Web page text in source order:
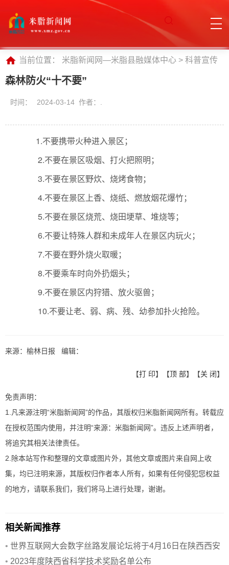
当前位置： 米脂新闻网—米脂县融媒体中心 > 科普宣传
森林防火“十不要”
时间： 2024-03-14 作者：.
1.不要携带火种进入景区；
2.不要在景区吸烟、打火把照明；
3.不要在景区野炊、烧烤食物；
4.不要在景区上香、烧纸、燃放烟花爆竹；
5.不要在景区烧荒、烧田埂草、堆烧等；
6.不要让特殊人群和未成年人在景区内玩火；
7.不要在野外烧火取暖；
8.不要乘车时向外扔烟头；
9.不要在景区内狩猎、放火驱兽；
10.不要让老、弱、病、残、幼参加扑火抢险。
来源：榆林日报 编辑：
【打 印】【顶 部】【关 闭】
免责声明：
1.凡来源注明“米脂新闻网”的作品，其版权归米脂新闻网所有。转载应
在授权范围内使用，并注明“来源：米脂新闻网”。违反上述声明者，
将追究其相关法律责任。
2.除本站写作和整理的文章或图片外，其他文章或图片来自网上收
集，均已注明来源，其版权归作者本人所有，如果有任何侵犯您权益
的地方，请联系我们，我们将马上进行处理，谢谢。
相关新闻推荐
• 世界互联网大会数字丝路发展论坛将于4月16日在陕西西安
召开
• 2023年度陕西省科学技术奖励名单公布